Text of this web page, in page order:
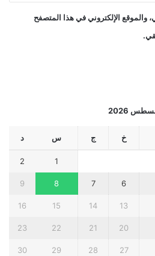
والموقع الإلكتروني في هذا المتصفح
2026
خ ج س د
1
2
6
7
8
9
13
14
15
16
20
21
22
23
27
28
29
30